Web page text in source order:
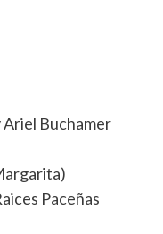
Ariel Buchamer
Paceñas